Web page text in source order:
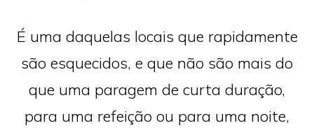
É uma daquelas locais que rapidamente
são esquecidos, e que não são mais do
que uma paragem de curta duração,
para uma refeição ou para uma noite,